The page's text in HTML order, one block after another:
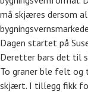
må skjæres dersom
Dagen startet på
Deretter bars det til
To graner ble felt og
skjært. I tillegg fikk